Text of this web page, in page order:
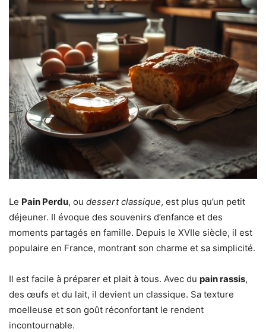
Le Pain Perdu, ou dessert classique, est plus qu’un petit
déjeuner. Il évoque des souvenirs d’enfance et des
moments partagés en famille. Depuis le XVIIe siècle, il est
populaire en France, montrant son charme et sa simplicité.
Il est facile à préparer et plait à tous. Avec du pain rassis,
des œufs et du lait, il devient un classique. Sa texture
moelleuse et son goût réconfortant le rendent
incontournable.